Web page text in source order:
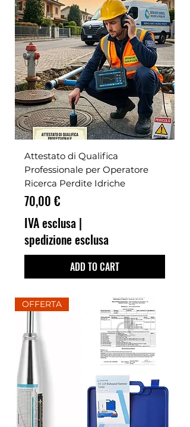
Attestato di Qualifica
Professionale per Operatore
Ricerca Perdite Idriche
Prezzo
70,00 €
IVA esclusa |
spedizione esclusa
ADD TO CART
OFFERTA